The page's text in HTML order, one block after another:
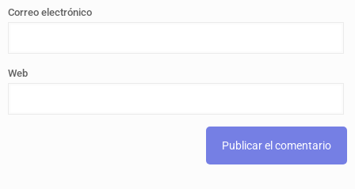
Correo electrónico
Web